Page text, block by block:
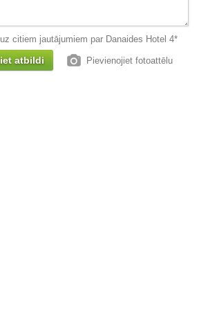
citiem jautājumiem par Danaides Hotel 4*
Pievienojiet fotoattēlu